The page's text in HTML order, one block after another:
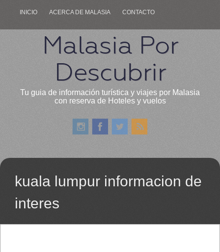
INICIO ACERCA DE MALASIA CONTACTO
Malasia Por
Descubrir
Tu guia de información turística y viajes por Malasia
con reserva de Hoteles y vuelos
kuala lumpur informacion de
interes